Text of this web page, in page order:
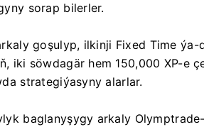
sorap bilerler.
goşulyp, ilkinji Fixed Time
iki söwdagär hem 150,000 XP-e
strategiýasyny alarlar.
baglanyşygy arkaly